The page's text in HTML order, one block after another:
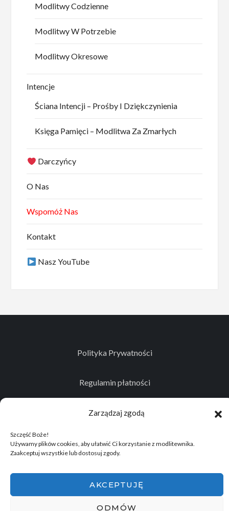
Zarządzaj zgodą
Szczęść Boże!
Używamy plików cookies, aby ułatwić Ci korzystanie z modlitewnika.
Zaakceptuj wszystkie lub dostosuj zgody.
AKCEPTUJĘ
ODMÓW
Modlitwy Codzienne
Modlitwy W Potrzebie
Modlitwy Okresowe
Intencje
Ściana Intencji – Prośby I Dziękczynienia
Księga Pamięci – Modlitwa Za Zmarłych
Darczyńcy
O Nas
Wspomóż Nas
Kontakt
Nasz YouTube
Polityka Prywatności
Regulamin płatności
Kontakt
Historyczno - Eksploracyjne "Memento Mori"
Wszelkie prawa zastrzeżone.